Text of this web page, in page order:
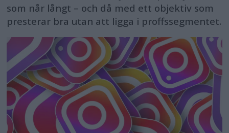
som når långt – och då med ett objektiv som
presterar bra utan att ligga i proffssegmentet.